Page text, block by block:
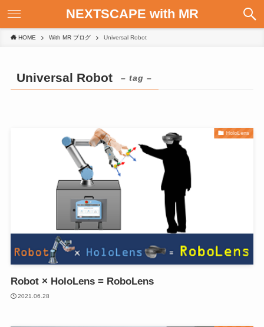
NEXTSCAPE with MR
HOME With MR ブログ Universal Robot
Universal Robot – tag –
HoloLens
Robot × HoloLens = RoboLens
2021.06.28